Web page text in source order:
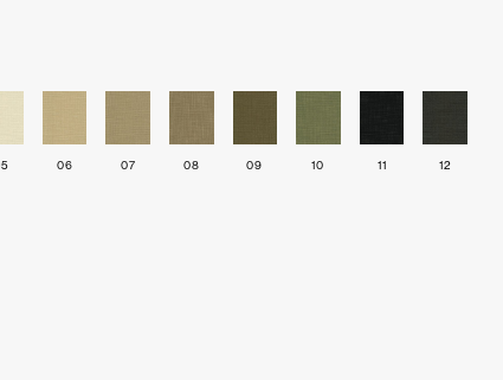
06 07 08 09 10 11 12